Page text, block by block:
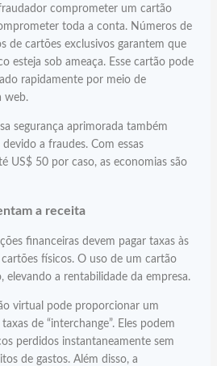
comprometer um cartão
toda a conta. Números de
de cartões exclusivos garantem que
esteja sob ameaça. Esse cartão pode
rapidamente por meio de
web.
segurança aprimorada também
a fraudes. Com essas
US$ 50 por caso, as economias são
a receita
financeiras devem pagar taxas às
físicos. O uso de um cartão
elevando a rentabilidade da empresa.
virtual pode proporcionar um
de “interchange”. Eles podem
perdidos instantaneamente sem
de gastos. Além disso, a